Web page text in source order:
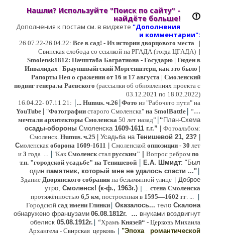
Нашли? Используйте "Поиск по сайту" -
найдёте больше!
Дополнения к постам см. в виджете "Дополнения
и комментарии":
26.07.22-26.04.22: Все в сад! - Из истории дворцового места
|
Свинская слобода со ссылкой на РГАДА (тогда ЦГАДА) |
Smolensk1812: Начштаба Багратиона - Государю | Гюден в
Инвалидах | Брауншвайгский Моргенштерн, как это было |
Рапорты Нея о сражении от 16 и 17 августа | Смоленский
подвиг генерала Раевского (рассылки об обновлениях проекта с
03.12.2021 по 18.02.2022)
16.04.22- 07.11.21: |... Humus. ч.26 |Фото из "Рабочего пути" на
YouTube
"Фотографии старого Смоленска" на SmolBattle | “…
мечтали архитекторы Смоленска 50 лет назад” | “ План-Схема
осады-обороны Смоленска 1609-1611 г.г.”
Фотоальбом:
Смоленск. Humus. ч.25 | Усадьба на Тенишевой 21, 23?
Смоленская оборона 1609-1611 Смоленской оппозиции - 30 лет
и 3 года ... |"Как Смоленскстал русским" Вопрос ребром по
т.н. "городской усадьбе" на Тенишевой | Е.А. Шмидт: "Был
один памятник, который мне не удалось спасти ..." |
Здание Дворянского собрания на безымянной улице | Доброе
утро, Смоленск! (к-ф., 1963г.) | ... стена Смоленска
протяжённостью 6,5 км, построенная в 1595—1602 гг. ... |
Городской сад имени Глинки | Оказалось... тело Скалона
обнаружено французами 06.08.1812г. … внуками воздвигнут
обелиск 05.08.1912г. | “Храмъ Князей“ - Церковь Михаила
Архангела - Свирская церковь | "Эпохаромантической